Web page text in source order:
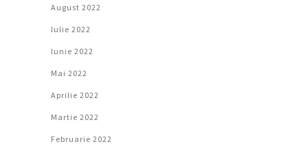
August 2022
Iulie 2022
Iunie 2022
Mai 2022
Aprilie 2022
Martie 2022
Februarie 2022